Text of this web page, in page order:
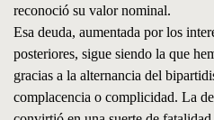
reconoció su valor nominal.
Esa deuda, aumentada por los
posteriores, sigue siendo la que
gracias a la alternancia del
complacencia o complicidad. La